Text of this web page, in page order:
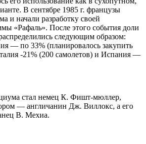
В сентябре 1985 г. французы
и начали разработку своей
«Рафаль». После этого события доли
следующим образом:
— по 33% (планировалось закупить
-21% (200 самолетов) и Испания —
стал немец К. Фишт-мюллер,
— англичанин Дж. Виллокс, а его
В. Мехиа.